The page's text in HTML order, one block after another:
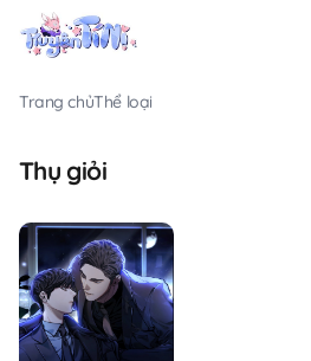
Trang chủThể loại
Thụ giỏi